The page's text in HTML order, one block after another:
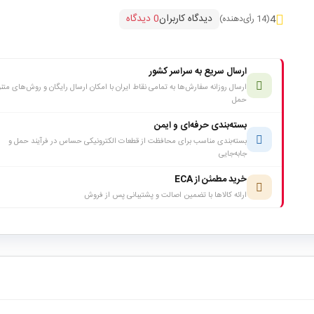
4(14 رأی‌دهنده) دیدگاه کاربران0 دیدگاه
ارسال سریع به سراسر کشور
ارسال روزانه سفارش‌ها به تمامی نقاط ایران با امکان ارسال رایگان و روش‌های
حمل
بسته‌بندی حرفه‌ای و ایمن
بسته‌بندی مناسب برای محافظت از قطعات الکترونیکی حساس در فرآیند حمل و
جابه‌جایی
خرید مطمئن از ECA
ارائه کالاها با تضمین اصالت و پشتیبانی پس از فروش